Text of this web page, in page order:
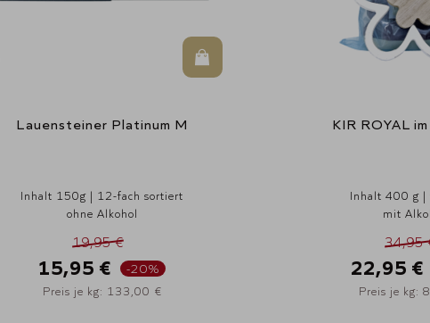
In den Warenkorb
Lauensteiner Platinum M
Inhalt 150g | 12-fach sortiert
ohne Alkohol
19,95 €
15,95 € -20%
Preis je kg: 133,00 €
KIR ROYAL
Inhalt 400 g |
mit
34,95
22,95 €
Preis je kg: